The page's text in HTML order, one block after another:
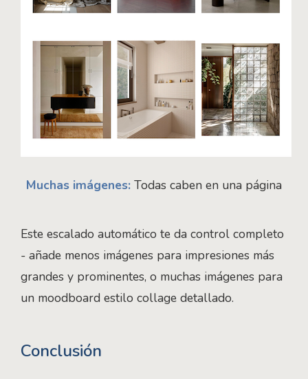
Muchas imágenes: Todas caben en una página
Este escalado automático te da control completo
- añade menos imágenes para impresiones más
grandes y prominentes, o muchas imágenes para
un moodboard estilo collage detallado.
Conclusión